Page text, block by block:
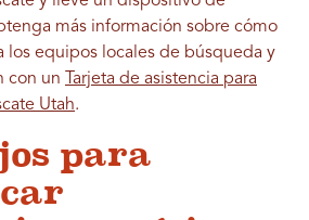
más información sobre cómo
los equipos locales de búsqueda y
con un
Tarjeta de asistencia para
Utah.
para